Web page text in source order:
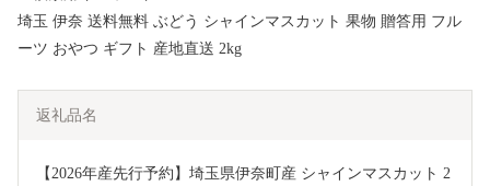
埼玉 伊奈 送料無料 ぶどう シャインマスカット 果物 贈答用 フル
ーツ おやつ ギフト 産地直送 2kg
返礼品名
【2026年産先行予約】埼玉県伊奈町産 シャインマスカット 2